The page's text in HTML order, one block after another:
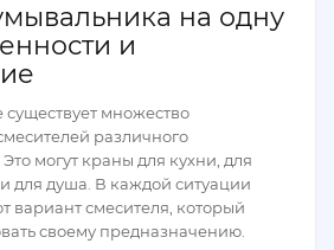
на одну
и
множество
различного
могут краны для кухни, для
для душа. В каждой ситуации
вариант смесителя, который
своему предназначению.